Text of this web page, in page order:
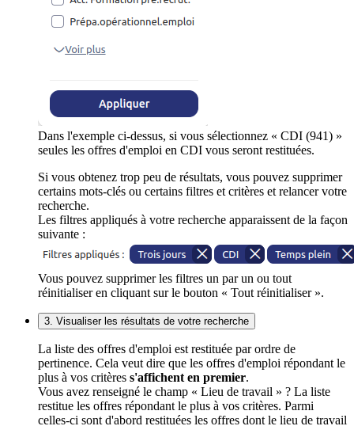
Dans l'exemple ci-dessus, si vous sélectionnez « CDI (941) »
seules les offres d'emploi en CDI vous seront restituées.
Si vous obtenez trop peu de résultats, vous pouvez supprimer
certains mots-clés ou certains filtres et critères et relancer votre
recherche.
Les filtres appliqués à votre recherche apparaissent de la façon
suivante :
Vous pouvez supprimer les filtres un par un ou tout
réinitialiser en cliquant sur le bouton « Tout réinitialiser ».
3. Visualiser les résultats de votre recherche
La liste des offres d'emploi est restituée par ordre de
pertinence. Cela veut dire que les offres d'emploi répondant le
plus à vos critères s'affichent en premier.
Vous avez renseigné le champ « Lieu de travail » ? La liste
restitue les offres répondant le plus à vos critères. Parmi
celles-ci sont d'abord restituées les offres dont le lieu de travail